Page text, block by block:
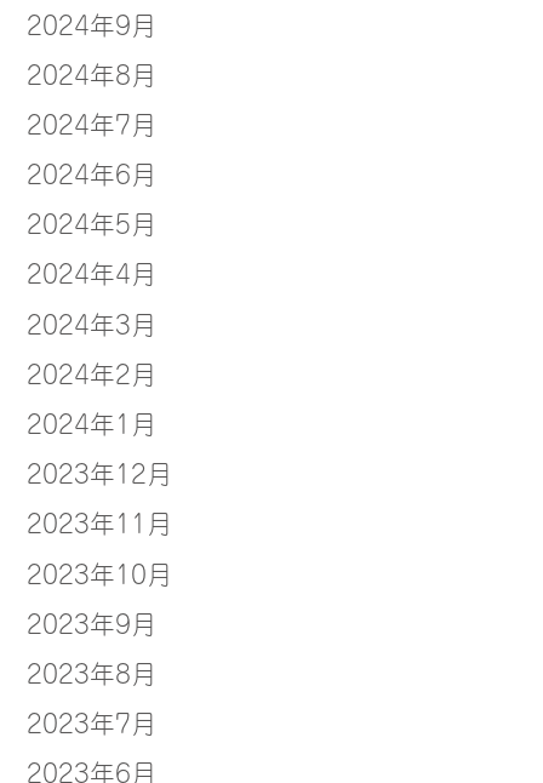
2024年9月
2024年8月
2024年7月
2024年6月
2024年5月
2024年4月
2024年3月
2024年2月
2024年1月
2023年12月
2023年11月
2023年10月
2023年9月
2023年8月
2023年7月
2023年6月